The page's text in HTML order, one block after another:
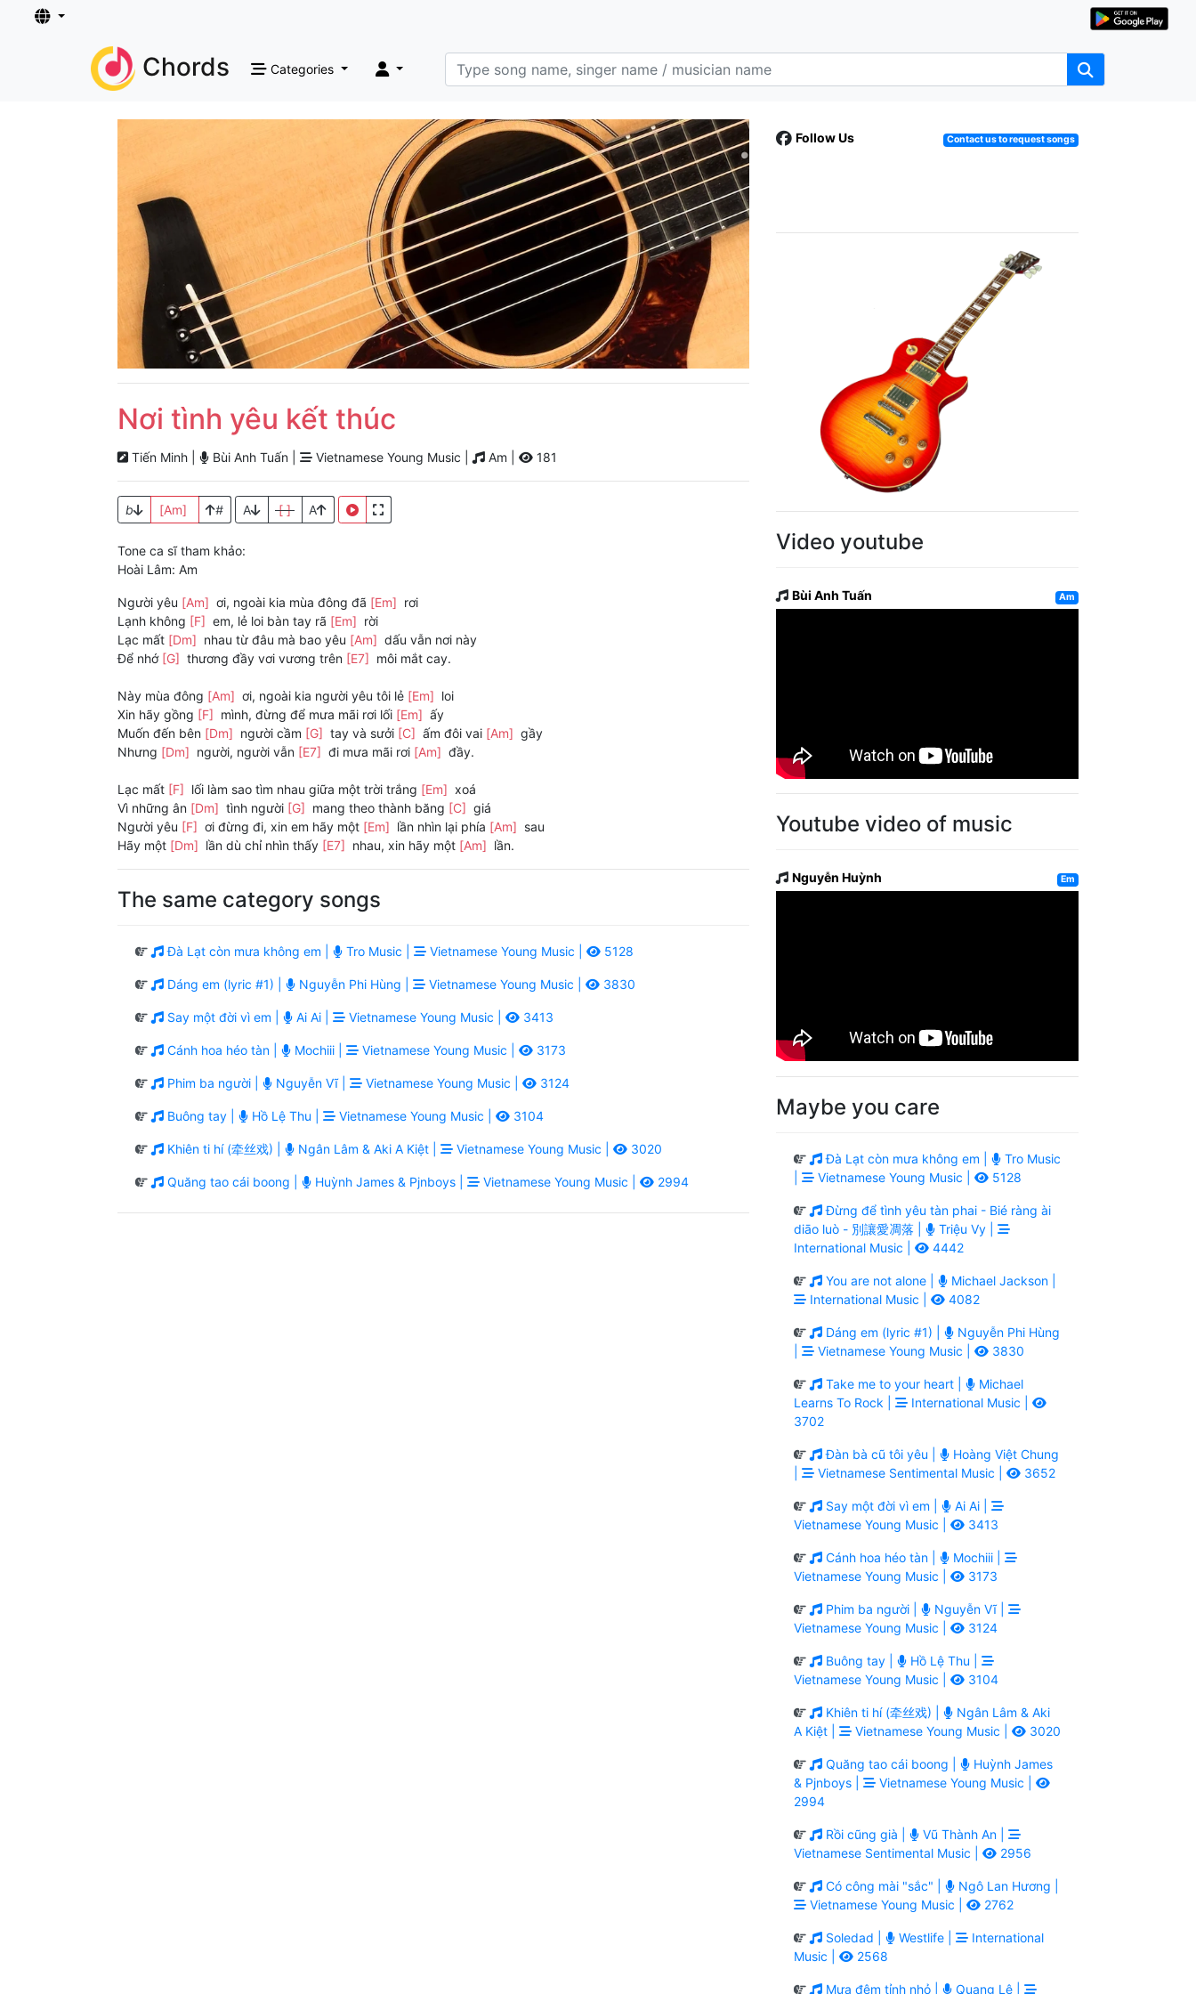
Chords Categories
Nơi tình yêu kết thúc
Tiến Minh | Bùi Anh Tuấn | Vietnamese Young Music | Am | 181
b [Am] # A [ ] A
Tone ca sĩ tham khảo:
Hoài Lâm: Am
Người yêu [Am] ơi, ngoài kia mùa đông đã [Em] rơi
Lạnh không [F] em, lẻ loi bàn tay rã [Em] rời
Lạc mất [Dm] nhau từ đâu mà bao yêu [Am] dấu vẫn nơi này
Để nhớ [G] thương đầy vơi vương trên [E7] môi mắt cay.
Này mùa đông [Am] ơi, ngoài kia người yêu tôi lẻ [Em] loi
Xin hãy gồng [F] mình, đừng để mưa mãi rơi lối [Em] ấy
Muốn đến bên [Dm] người cầm [G] tay và sưởi [C] ấm đôi vai [Am] gầy
Nhưng [Dm] người, người vẫn [E7] đi mưa mãi rơi [Am] đầy.
Lạc mất [F] lối làm sao tìm nhau giữa một trời trắng [Em] xoá
Vì những ân [Dm] tình người [G] mang theo thành băng [C] giá
Người yêu [F] ơi đừng đi, xin em hãy một [Em] lần nhìn lại phía [Am] sau
Hãy một [Dm] lần dù chỉ nhìn thấy [E7] nhau, xin hãy một [Am] lần.
The same category songs
Đà Lạt còn mưa không em | Tro Music | Vietnamese Young Music | 5128
Dáng em (lyric #1) | Nguyễn Phi Hùng | Vietnamese Young Music | 3830
Say một đời vì em | Ai Ai | Vietnamese Young Music | 3413
Cánh hoa héo tàn | Mochiii | Vietnamese Young Music | 3173
Phim ba người | Nguyễn Vĩ | Vietnamese Young Music | 3124
Buông tay | Hồ Lệ Thu | Vietnamese Young Music | 3104
Khiên ti hí (牵丝戏) | Ngân Lâm & Aki A Kiệt | Vietnamese Young Music | 3020
Quăng tao cái boong | Huỳnh James & Pjnboys | Vietnamese Young Music | 2994
Follow Us Contact us to request songs
Video youtube
Bùi Anh Tuấn Am
Youtube video of music
Nguyễn Huỳnh Em
Maybe you care
Đà Lạt còn mưa không em |
Tro Music
Vietnamese Young Music | 5128
Đừng để tình yêu tàn phai - Bié ràng ài
diāo luò - 別讓愛凋落 |
Triệu Vy |
International Music |
4442
You are not alone |
Michael Jackson |
International Music |
4082
Dáng em (lyric #1) |
Nguyễn Phi Hùng
Vietnamese Young Music | 3830
Take me to your heart |
Michael
Learns To Rock |
International Music |
3702
Đàn bà cũ tôi yêu |
Hoàng Việt Chung
Vietnamese Sentimental Music | 3652
Say một đời vì em |
Ai Ai |
Vietnamese Young Music |
3413
Cánh hoa héo tàn |
Mochiii |
Vietnamese Young Music |
3173
Phim ba người |
Nguyễn Vĩ |
Vietnamese Young Music |
3124
Buông tay |
Hồ Lệ Thu |
Vietnamese Young Music |
3104
Khiên ti hí (牵丝戏) |
Ngân Lâm & Aki
A Kiệt |
Vietnamese Young Music | 3020
Quăng tao cái boong |
Huỳnh James
& Pjnboys |
Vietnamese Young Music |
2994
Rồi cũng già |
Vũ Thành An |
Vietnamese Sentimental Music |
2956
Có công mài "sắc" |
Ngô Lan Hương |
Vietnamese Young Music |
2762
Soledad | Westlife |
International
Music |
2568
Mưa đêm tỉnh nhỏ | Quang Lê |